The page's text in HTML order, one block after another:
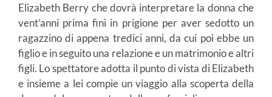
Elizabeth Berry che dovrà interpretare la donna che
vent’anni prima finì in prigione per aver sedotto un
ragazzino di appena tredici anni, da cui poi ebbe un
figlio e in seguito una relazione e un matrimonio e altri
figli. Lo spettatore adotta il punto di vista di Elizabeth
e insieme a lei compie un viaggio alla scoperta della